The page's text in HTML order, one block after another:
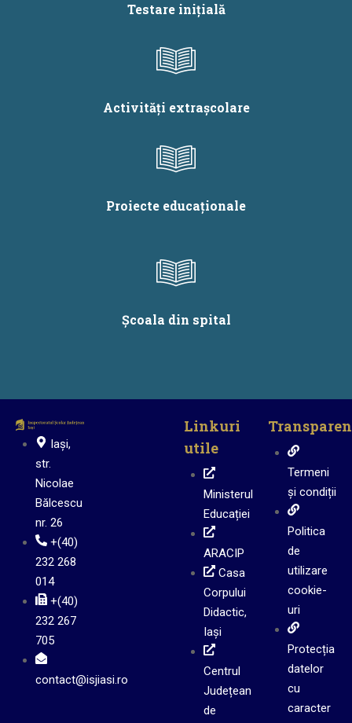
Testare inițială
Activități extrașcolare
Proiecte educaționale
Școala din spital
Iași,
str.
Nicolae
Bălcescu
nr. 26
+(40)
232 268
014
+(40)
232 267
705
contact@isjiasi.ro
Linkuri
utile
Ministerul
Educației
ARACIP
Casa
Corpului
Didactic,
Iași
Centrul
Județean
de
Termeni
și condiții
Politica
de
utilizare
cookie-
uri
Protecția
datelor
cu
caracter